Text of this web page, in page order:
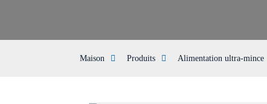
Maison Produits Alimentation ultra-mince